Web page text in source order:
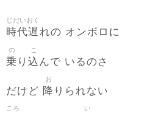
時代遅
じだいおく
れの オンボロに
乗
の
り 込
こ
んで いるのさ
だけど 降
お
りられない
ころ い